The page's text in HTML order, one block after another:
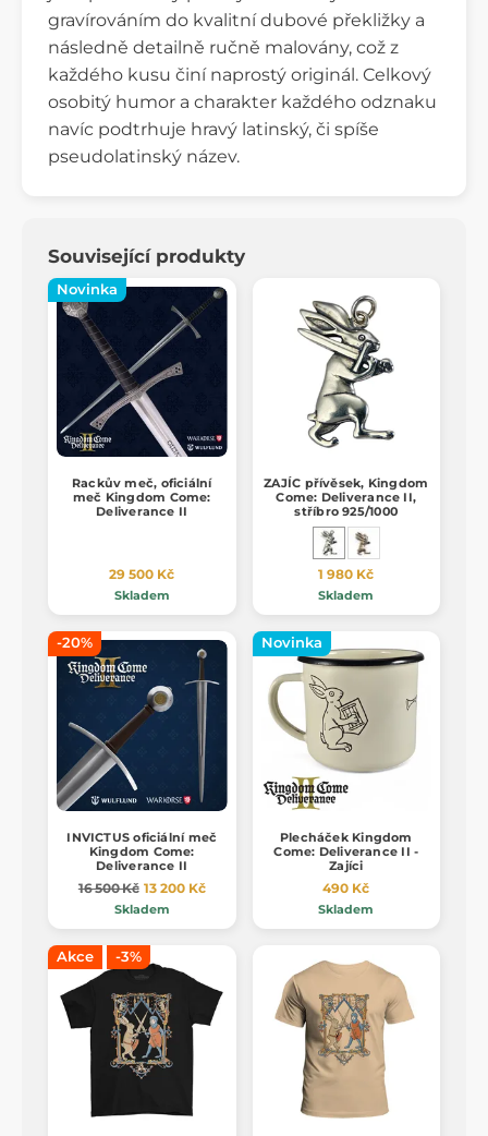
gravírováním do kvalitní dubové překližky a
následně detailně ručně malovány, což z
každého kusu činí naprostý originál. Celkový
osobitý humor a charakter každého odznaku
navíc podtrhuje hravý latinský, či spíše
pseudolatinský název.
Související produkty
Novinka
Rackův meč, oficiální
meč Kingdom Come:
Deliverance II
29 500 Kč
Skladem
ZAJÍC přívěsek, Kingdom
Come: Deliverance II,
stříbro 925/1000
1 980 Kč
Skladem
-20%
INVICTUS oficiální meč
Kingdom Come:
Deliverance II
16 500 Kč 13 200 Kč
Skladem
Novinka
Plecháček Kingdom
Come: Deliverance II -
Zajíci
490 Kč
Skladem
Akce -3%